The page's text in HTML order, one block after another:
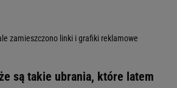
zamieszczono linki i grafiki reklamowe
są takie ubrania, które latem